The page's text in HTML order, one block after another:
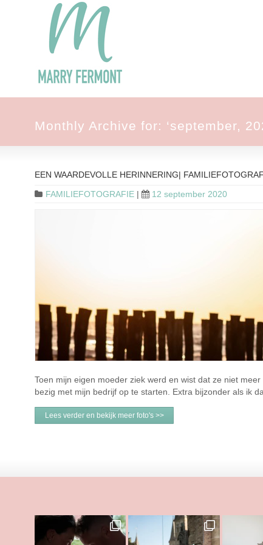
Monthly Archive for: ‘september,
EEN WAARDEVOLLE HERINNERING|
FAMILIEFOTOGRAFIE | 12 september 2020
Toen mijn eigen moeder ziek werd en wist dat ze niet
bezig met mijn bedrijf op te starten. Extra bijzonder als ik
Lees verder en bekijk meer foto's >>